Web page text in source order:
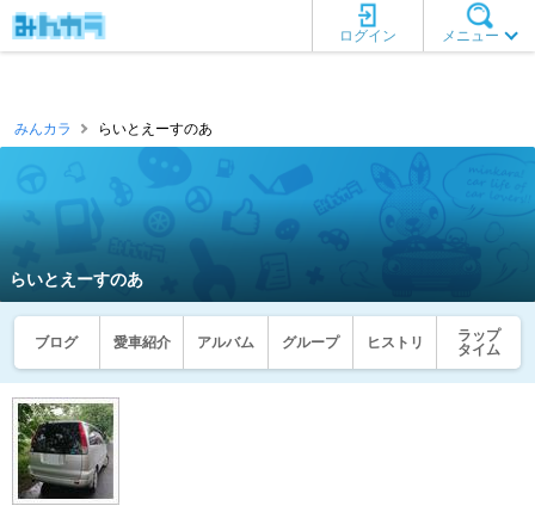
メニュー
ログイン
みんカラ らいとえーすのあ
らいとえーすのあ
ブログ 愛車紹介 アルバム グループ ヒストリ
ラップ
タイム